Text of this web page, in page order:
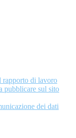
rapporto di lavoro
pubblicare sul sito
dei dati